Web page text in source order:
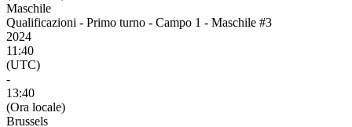
Maschile
Qualificazioni - Primo turno - Campo 1 - Maschile #3
2024
11:40
(UTC)
-
13:40
(Ora locale)
Brussels